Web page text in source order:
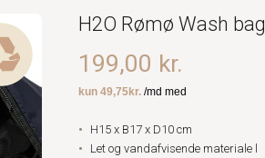
H2O Rømø Wash bag
199,00 kr.
H15 x B17 x D10 cm
Let og vandafvisende materiale l